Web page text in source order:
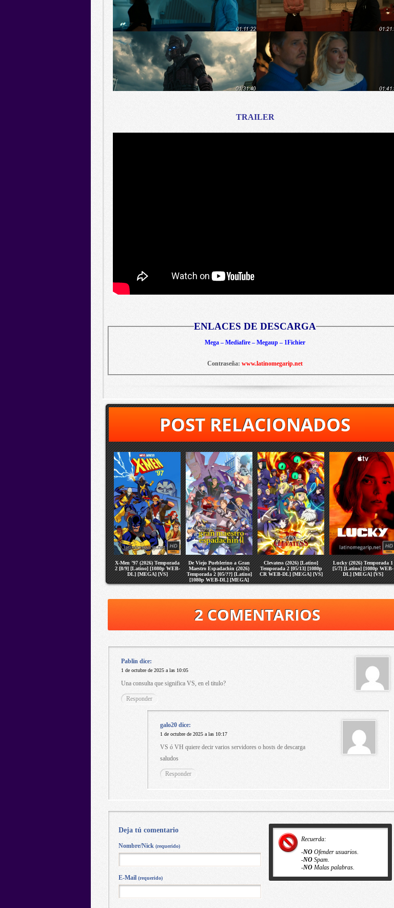
TRAILER
ENLACES DE DESCARGA
Mega – Mediafire – Megaup – 1Fichier
Contraseña: www.latinomegarip.net
POST RELACIONADOS
X-Men ’97 (2026) Temporada
2 [8/9] [Latino] [1080p WEB-
DL] [MEGA] [VS]
De Viejo Pueblerino a Gran
Maestro Espadachin (2026)
Temporada 2 [05/??] [Latino]
[1080p WEB-DL] [MEGA]
[VS]
Clevatess (2026) [Latino]
Temporada 2 [05/13] [1080p
CR WEB-DL] [MEGA] [VS]
Lucky (2026) Temporada 1
[5/7] [Latino] [1080p WEB-
DL] [MEGA] [VS]
2 COMENTARIOS
Pablin dice:
1 de octubre de 2025 a las 10:05
Una consulta que significa VS, en el titulo?
Responder
galo20 dice:
1 de octubre de 2025 a las 10:17
VS ó VH quiere decir varios servidores o hosts de descarga
saludos
Responder
Recuerda:
-NO Ofender usuarios.
-NO Spam.
-NO Malas palabras.
Deja tú comentario
Nombre/Nick (requerido)
E-Mail (requerido)